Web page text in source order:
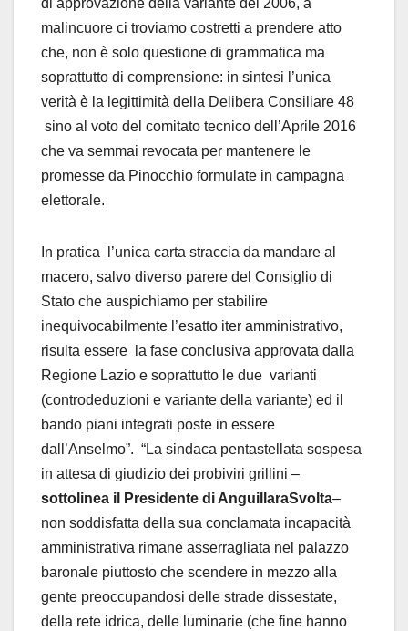
di approvazione della variante del 2006, a
malincuore ci troviamo costretti a prendere atto
che, non è solo questione di grammatica ma
soprattutto di comprensione: in sintesi l’unica
verità è la legittimità della Delibera Consiliare 48
sino al voto del comitato tecnico dell’Aprile 2016
che va semmai revocata per mantenere le
promesse da Pinocchio formulate in campagna
elettorale.
In pratica l’unica carta straccia da mandare al
macero, salvo diverso parere del Consiglio di
Stato che auspichiamo per stabilire
inequivocabilmente l’esatto iter amministrativo,
risulta essere la fase conclusiva approvata dalla
Regione Lazio e soprattutto le due varianti
(controdeduzioni e variante della variante) ed il
bando piani integrati poste in essere
dall’Anselmo”. “La sindaca pentastellata sospesa
in attesa di giudizio dei probiviri grillini –
sottolinea il Presidente di AnguillaraSvolta–
non soddisfatta della sua conclamata incapacità
amministrativa rimane asserragliata nel palazzo
baronale piuttosto che scendere in mezzo alla
gente preoccupandosi delle strade dissestate,
della rete idrica, delle luminarie (che fine hanno